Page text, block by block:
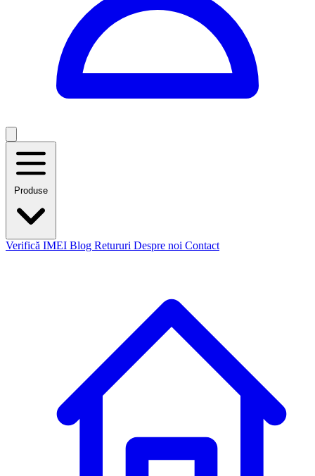
Produse
Verifică IMEI Blog Retururi Despre noi Contact